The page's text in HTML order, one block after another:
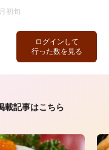
ログインして
行った数を見る
初旬
載記事はこちら